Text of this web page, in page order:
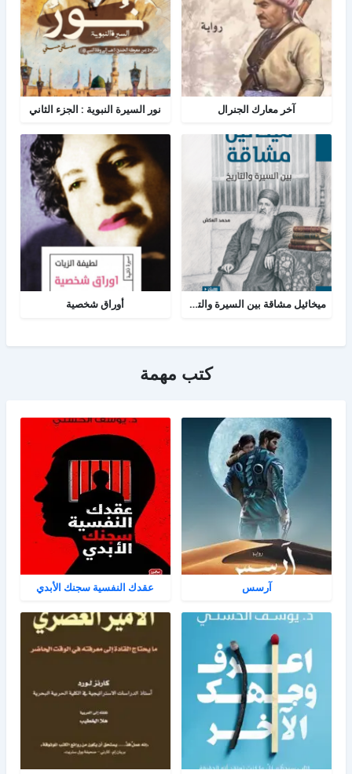
آخر معارك الجنرال نور السيرة النبوية : الجزء الثاني
ميخائيل مشاقة بين السيرة والتاريخ أوراق شخصية
كتب مهمة
آرسس عقدك النفسية سجنك الأبدي